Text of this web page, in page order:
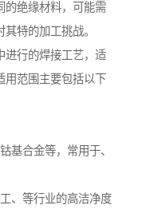
的绝缘材料，可能需
特的加工挑战。
进行的焊接工艺，适
用范围主要包括以下
合金等，常用于、
、等行业的高洁净度